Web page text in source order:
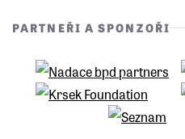
PARTNEŘI A SPONZOŘI